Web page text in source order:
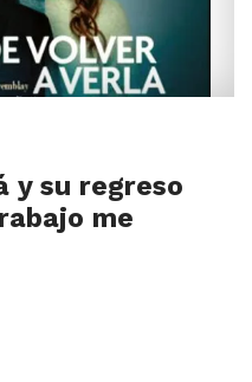
y su regreso
me